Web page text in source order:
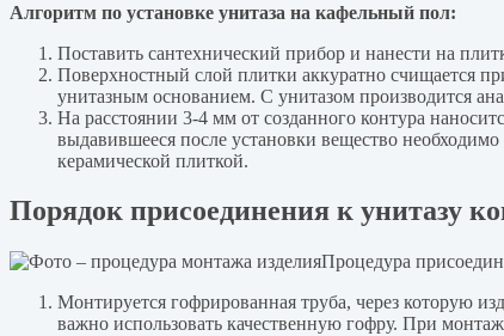
Алгоритм по установке унитаза на кафельный пол:
Поставить сантехнический прибор и нанести на
Поверхностный слой плитки аккуратно счищается
унитазным основанием. С унитазом производится
На расстоянии 3-4 мм от созданного контура
выдавившееся после установки вещество необходимо
керамической плиткой.
Порядок присоединения к унитазу
Процедура
Монтируется гофрированная труба, через которую
важно использовать качественную гофру. При